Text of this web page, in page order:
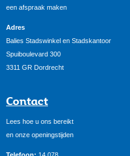
een afspraak maken
Adres
Balies Stadswinkel en Stadskantoor
Spuiboulevard 300
3311 GR Dordrecht
Contact
Lees hoe u ons bereikt
en onze openingstijden